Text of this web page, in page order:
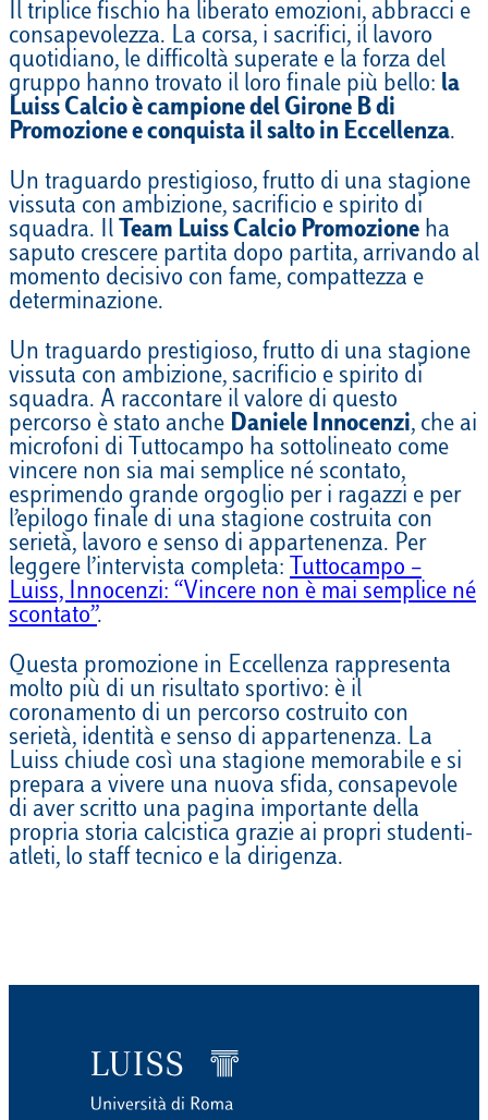
Il triplice fischio ha liberato emozioni, abbracci e
consapevolezza. La corsa, i sacrifici, il lavoro
quotidiano, le difficoltà superate e la forza del
gruppo hanno trovato il loro finale più bello: la
Luiss Calcio è campione del Girone B di
Promozione e conquista il salto in Eccellenza.
Un traguardo prestigioso, frutto di una stagione
vissuta con ambizione, sacrificio e spirito di
squadra. Il Team Luiss Calcio Promozione ha
saputo crescere partita dopo partita, arrivando al
momento decisivo con fame, compattezza e
determinazione.
Un traguardo prestigioso, frutto di una stagione
vissuta con ambizione, sacrificio e spirito di
squadra. A raccontare il valore di questo
percorso è stato anche Daniele Innocenzi, che ai
microfoni di Tuttocampo ha sottolineato come
vincere non sia mai semplice né scontato,
esprimendo grande orgoglio per i ragazzi e per
l’epilogo finale di una stagione costruita con
serietà, lavoro e senso di appartenenza. Per
leggere l’intervista completa: Tuttocampo –
Luiss, Innocenzi: “Vincere non è mai semplice né
scontato”.
Questa promozione in Eccellenza rappresenta
molto più di un risultato sportivo: è il
coronamento di un percorso costruito con
serietà, identità e senso di appartenenza. La
Luiss chiude così una stagione memorabile e si
prepara a vivere una nuova sfida, consapevole
di aver scritto una pagina importante della
propria storia calcistica grazie ai propri studenti-
atleti, lo staff tecnico e la dirigenza.